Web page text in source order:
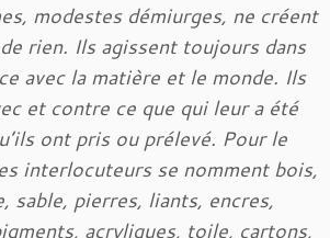
modestes démiurges, ne créent
rien. Ils agissent toujours dans
avec la matière et le monde. Ils
et contre ce que qui leur a été
ont pris ou prélevé. Pour le
interlocuteurs se nomment bois,
sable, pierres, liants, encres,
acryliques, toile, cartons,